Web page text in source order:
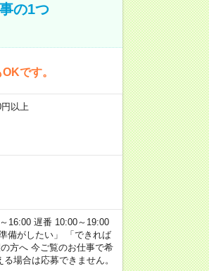
の1つ
です。
以上
16:00 遅番 10:00～19:00
備がしたい」 「できれば
方へ 今ご覧のお仕事で希
場合は応募できません。